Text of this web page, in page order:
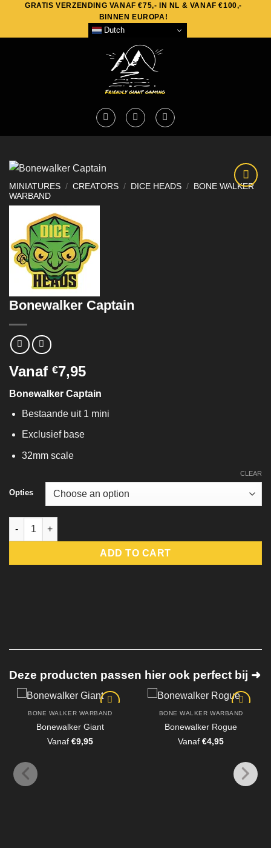
content
GRATIS VERZENDING VANAF €75,- IN NL & VANAF €100,-
BINNEN EUROPA!
Dutch
MINIATURES / CREATORS / DICE HEADS /
BONE WALKER
WARBAND
Bonewalker Captain
Vanaf €7,95
Bonewalker Captain
Bestaande uit 1 mini
Exclusief base
32mm scale
Opties
CLEAR
Bonewalker Captain quantity
ADD TO CART
Deze producten passen hier ook perfect bij ➜
BONE WALKER WARBAND
Bonewalker Giant
Vanaf €9,95
BONE WALKER WARBAND
Bonewalker Rogue
Vanaf€4,95